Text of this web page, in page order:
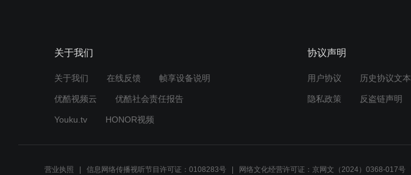
关于我们
关于我们 在线反馈 帧享设备说明
优酷视频云 优酷社会责任报告
Youku.tv HONOR视频
协议声明
用户协议 历史协议文本
隐私政策 反盗链声明
营业执照 信息网络传播视听节目许可证：0108283号 网络文化经营许可证：京网文（2024）0368-017号